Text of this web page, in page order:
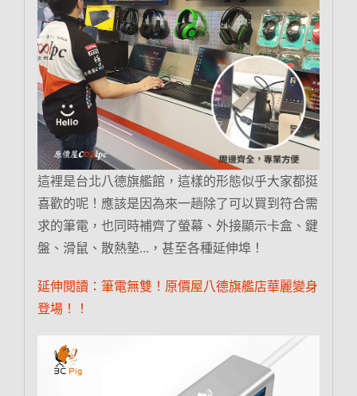
這裡是台北八德旗艦館，這樣的形態似乎大家都挺
喜歡的呢！應該是因為來一趟除了可以買到符合需
求的筆電，也同時補齊了螢幕、外接顯示卡盒、鍵
盤、滑鼠、散熱墊…，甚至各種延伸埠！
延伸閱讀：筆電無雙！原價屋八德旗艦店華麗變身
登場！！